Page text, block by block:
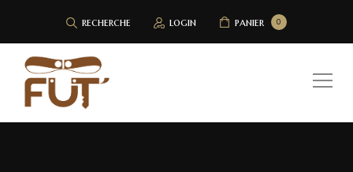
recherche login 0
panier